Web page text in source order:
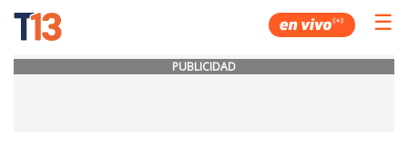
☰
PUBLICIDAD